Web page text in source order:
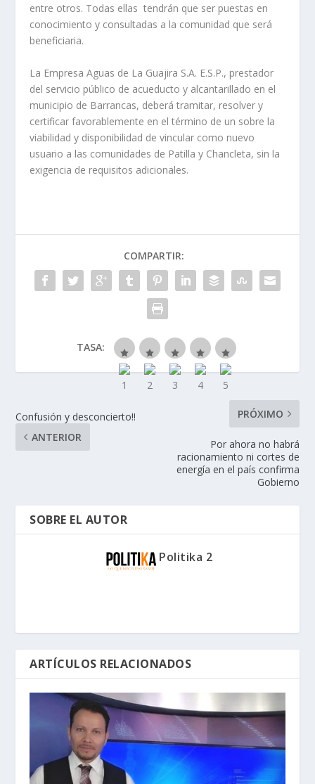
entre otros. Todas ellas tendrán que ser puestas en
conocimiento y consultadas a la comunidad que será
beneficiaria.
La Empresa Aguas de La Guajira S.A. E.S.P., prestador
del servicio público de acueducto y alcantarillado en el
municipio de Barrancas, deberá tramitar, resolver y
certificar favorablemente en el término de un sobre la
viabilidad y disponibilidad de vincular como nuevo
usuario a las comunidades de Patilla y Chancleta, sin la
exigencia de requisitos adicionales.
COMPARTIR:
TASA:
Confusión y desconcierto!!
ANTERIOR
PRÓXIMO
Por ahora no habrá
racionamiento ni cortes de
energía en el país confirma
Gobierno
SOBRE EL AUTOR
Politika 2
ARTÍCULOS RELACIONADOS